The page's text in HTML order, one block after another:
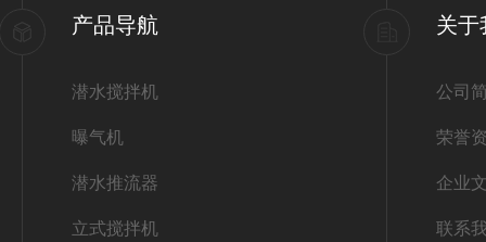
产品导航
潜水搅拌机
曝气机
潜水推流器
立式搅拌机
关于
公司
荣誉
企业
联系